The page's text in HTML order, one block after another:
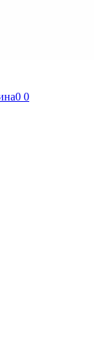
0 0